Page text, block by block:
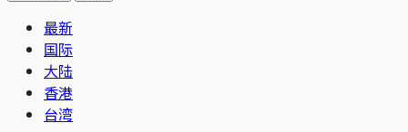
最新
国际
大陆
香港
台湾